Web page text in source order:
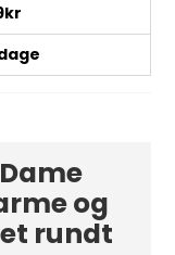
og
rundt